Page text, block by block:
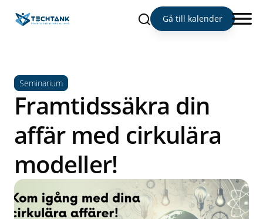
Sök Gå till kalender
Seminarium
Framtidssäkra din
affär med cirkulära
modeller!